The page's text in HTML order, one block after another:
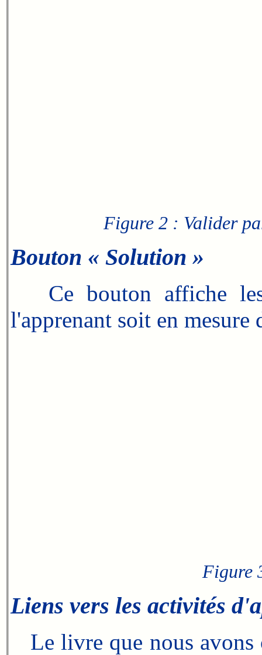
Figure 2 : Valider
Bouton « Solution »
Ce bouton affiche les
l'apprenant soit en mesure
Figure
Liens vers les activités
Le livre que nous avons